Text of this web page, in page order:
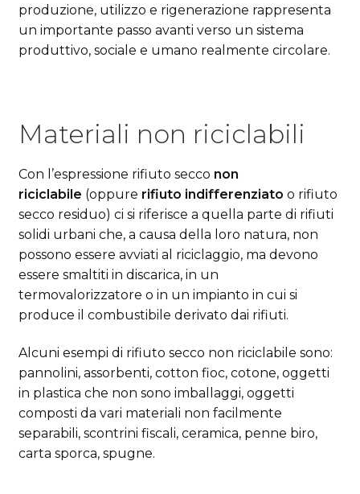
produzione, utilizzo e rigenerazione rappresenta
un importante passo avanti verso un sistema
produttivo, sociale e umano realmente circolare.
Materiali non riciclabili
Con l’espressione rifiuto secco non
riciclabile (oppure rifiuto indifferenziato o rifiuto
secco residuo) ci si riferisce a quella parte di rifiuti
solidi urbani che, a causa della loro natura, non
possono essere avviati al riciclaggio, ma devono
essere smaltiti in discarica, in un
termovalorizzatore o in un impianto in cui si
produce il combustibile derivato dai rifiuti.
Alcuni esempi di rifiuto secco non riciclabile sono:
pannolini, assorbenti, cotton fioc, cotone, oggetti
in plastica che non sono imballaggi, oggetti
composti da vari materiali non facilmente
separabili, scontrini fiscali, ceramica, penne biro,
carta sporca, spugne.